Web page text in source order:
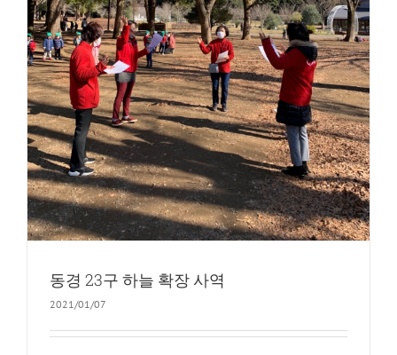
동경 23구 하늘 확장 사역
2021/01/07